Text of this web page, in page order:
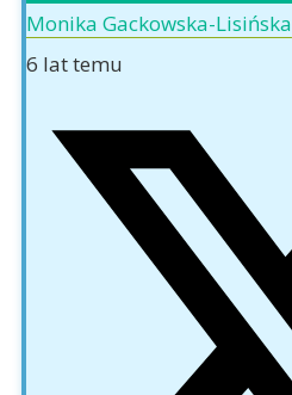
Monika Gackowska-Lisińska
6 lat temu